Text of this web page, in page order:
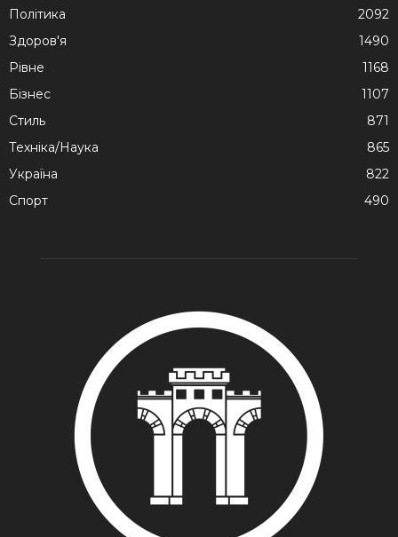
Політика
2092
Здоров'я
1490
Рівне
1168
Бізнес
1107
Стиль
871
Техніка/Наука
865
Україна
822
Спорт
490